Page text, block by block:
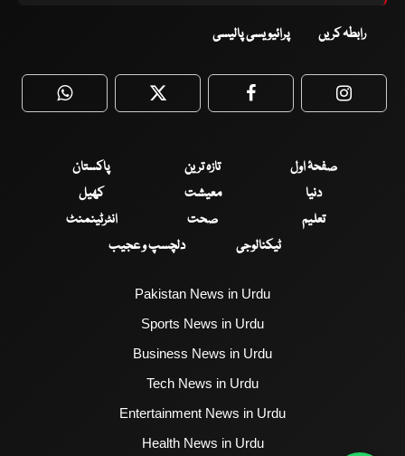
رابطہ کریں پرائیویسی پالیسی
WhatsApp Twitter Facebook
صفحۂ اول تازہ ترین
پاکستان
دنیا
معیشت
کھیل
تعلیم
صحت
انٹرٹینمنٹ
ٹیکنالوجی
دلچسپ و عجیب
Pakistan News in Urdu
Sports News in Urdu
Business News in Urdu
Tech News in Urdu
Entertainment News in Urdu
Health News in Urdu